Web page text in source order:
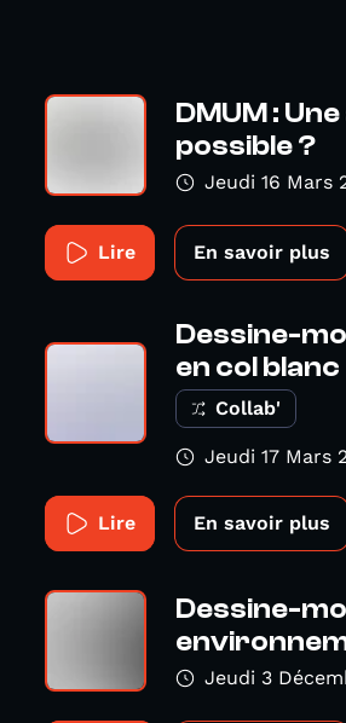
DMUM :
possible ?
Jeudi 16 Mars
Lire En savoir plus
Dessine-
en col blanc
Collab'
Jeudi 17 Mars
Lire En savoir plus
Dessine-
Jeudi 3